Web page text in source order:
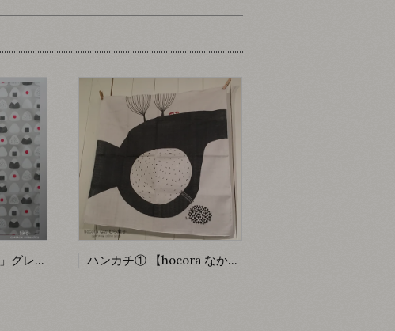
「おにぎりハンカチ」グレー 【tiko】 ハンカチ① 【hocora なかむら葉子】